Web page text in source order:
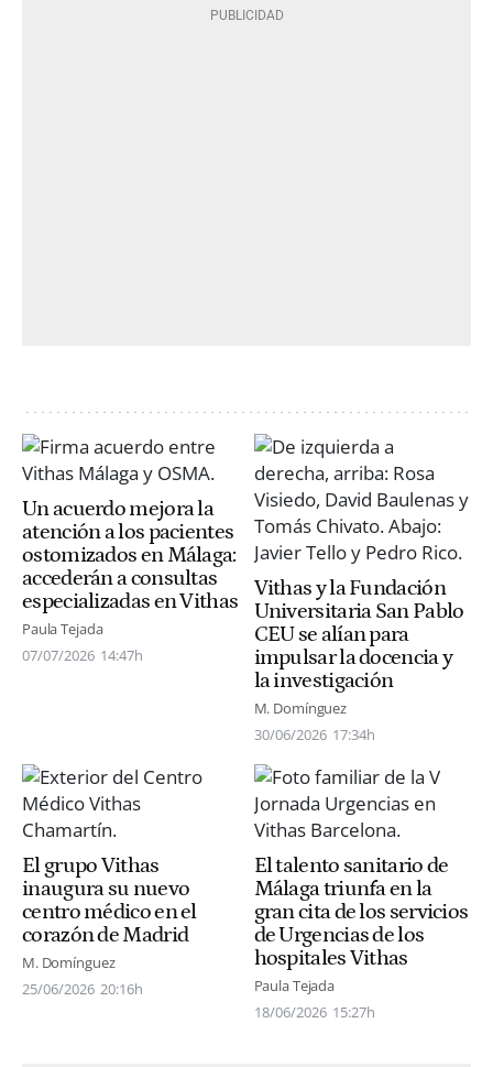
Un acuerdo mejora la
atención a los pacientes
ostomizados en Málaga:
accederán a consultas
especializadas en Vithas
Paula Tejada
07/07/2026 14:47h
Vithas y la Fundación
Universitaria San Pablo
CEU se alían para
impulsar la docencia y
la investigación
M. Domínguez
30/06/2026 17:34h
El grupo Vithas
inaugura su nuevo
centro médico en el
corazón de Madrid
M. Domínguez
25/06/2026 20:16h
El talento sanitario de
Málaga triunfa en la
gran cita de los servicios
de Urgencias de los
hospitales Vithas
Paula Tejada
18/06/2026 15:27h